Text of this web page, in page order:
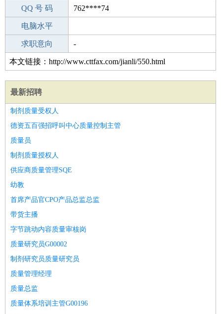
手机号码 140****3415
QQ 号 码 762****74
微信号码
电脑水平
外语水平
求职意向 -
本文链接：http://www.cttfax.com/jianli/550.html
最新招聘
制剂质量受权人
德资五百强招呼叫中心质量控制主管
质量员
制剂质量授权人
供应商质量管理SQE
幼教
首席产品官CPO产品总监总监
带货主播
字节跳动内容质量审核岗
质量研究员G00002
制剂研究员质量研究员
质量管理经理
质量总监
质量体系培训主管G00196